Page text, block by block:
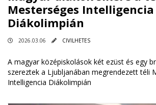
Mesterséges Intelligencia
Diákolimpián
2026.03.06 CIVILHETES
A magyar középiskolások két ezüst és egy
szereztek a Ljubljanában megrendezett téli
Intelligencia Diákolimpián